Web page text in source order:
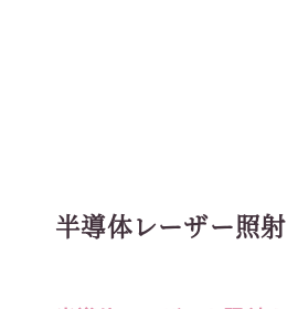
半導体レーザー照射